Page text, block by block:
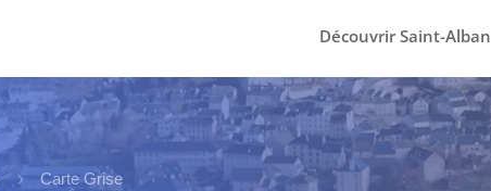
Découvrir Saint-Alban
5 Carte Grise